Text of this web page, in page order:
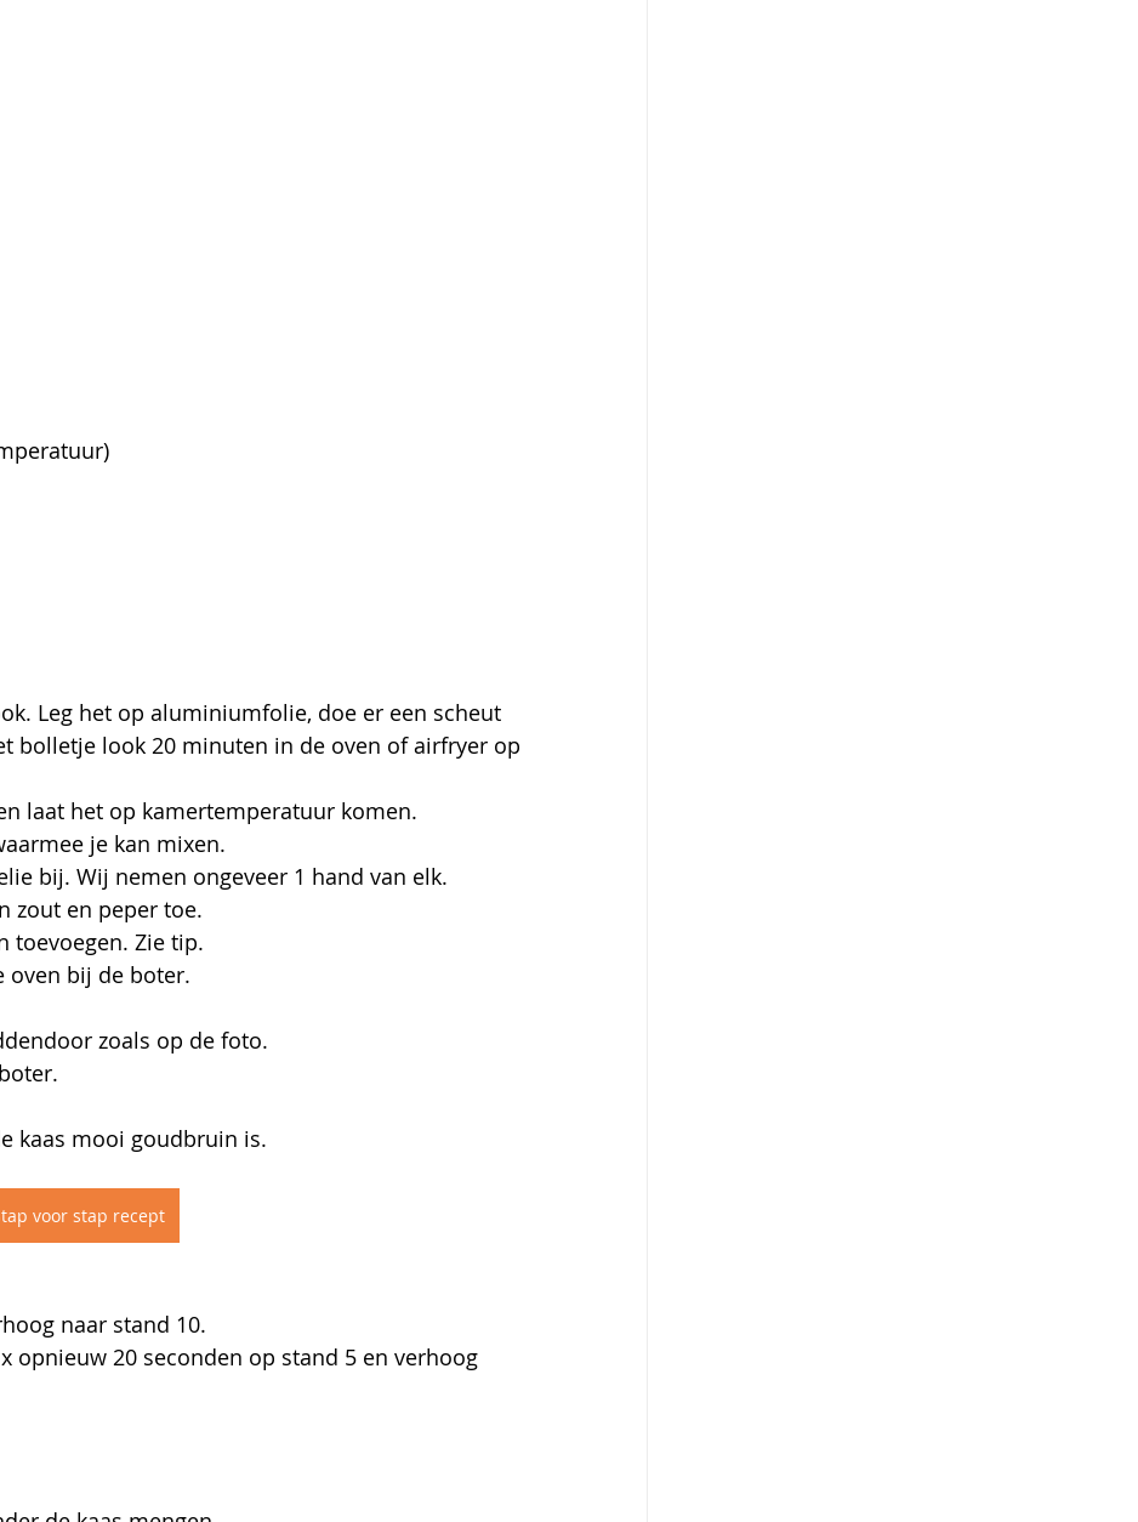
Leg het op aluminiumfolie, doe er een scheut
bolletje look 20 minuten in de oven of airfryer op
laat het op kamertemperatuur komen.
je kan mixen.
bij. Wij nemen ongeveer 1 hand van elk.
zout en peper toe.
toevoegen. Zie tip.
oven bij de boter.
zoals op de foto.
kaas mooi goudbruin is.
voor stap recept
naar stand 10.
opnieuw 20 seconden op stand 5 en verhoog